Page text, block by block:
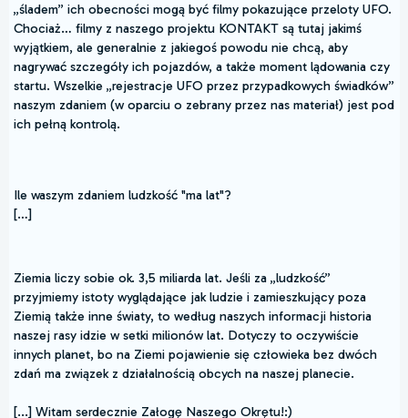
„śladem” ich obecności mogą być filmy pokazujące przeloty UFO.
Chociaż… filmy z naszego projektu KONTAKT są tutaj jakimś
wyjątkiem, ale generalnie z jakiegoś powodu nie chcą, aby
nagrywać szczegóły ich pojazdów, a także moment lądowania czy
startu. Wszelkie „rejestracje UFO przez przypadkowych świadków”
naszym zdaniem (w oparciu o zebrany przez nas materiał) jest pod
ich pełną kontrolą.
Ile waszym zdaniem ludzkość "ma lat"?
[…]
Ziemia liczy sobie ok. 3,5 miliarda lat. Jeśli za „ludzkość”
przyjmiemy istoty wyglądające jak ludzie i zamieszkujący poza
Ziemią także inne światy, to według naszych informacji historia
naszej rasy idzie w setki milionów lat. Dotyczy to oczywiście
innych planet, bo na Ziemi pojawienie się człowieka bez dwóch
zdań ma związek z działalnością obcych na naszej planecie.
[...] Witam serdecznie Załogę Naszego Okrętu!:)